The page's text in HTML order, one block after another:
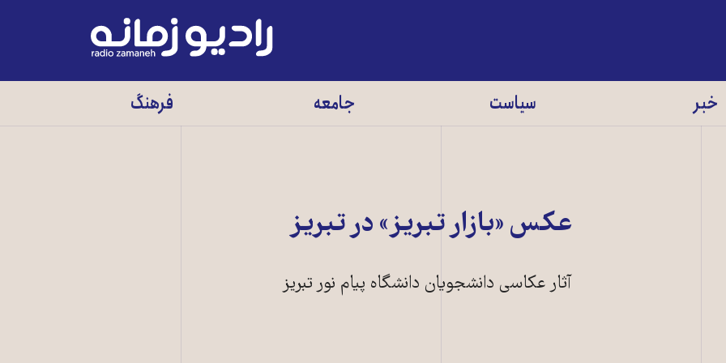
رادیو
زمانه
خبر سیاست جامعه فرهنگ
عکس «بازار تبریز» در تبریز
آثار عکاسی دانشجویان دانشگاه پیام نور تبریز